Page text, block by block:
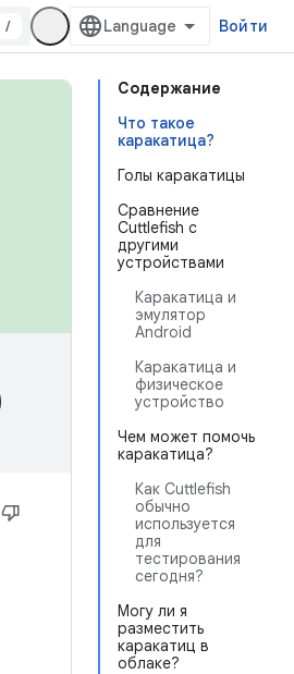
/ Войти
Содержание
Что такое
каракатица?
Голы каракатицы
Сравнение
Cuttlefish с
другими
устройствами
Каракатица и
эмулятор
Android
Каракатица и
физическое
устройство
Чем может помочь
каракатица?
Как Cuttlefish
обычно
используется
для
тестирования
сегодня?
Могу ли я
разместить
каракатиц в
облаке?